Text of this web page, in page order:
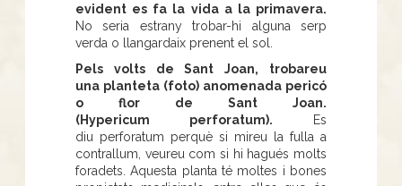
evident es fa la vida a la primavera.
No seria estrany trobar-hi alguna serp
verda o llangardaix prenent el sol.
Pels volts de Sant Joan, trobareu
una planteta (foto) anomenada pericó
o flor de Sant Joan.
(Hypericum perforatum). Es
diu perforatum perquè si mireu la fulla a
contrallum, veureu com si hi hagués molts
foradets. Aquesta planta té moltes i bones